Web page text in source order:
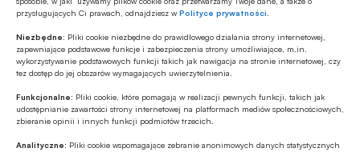
przysługujących Ci prawach, odnajdziesz wPolityce prywatności
Niezbędne: Pliki cookie niezbędne do prawidłowego działania strony internetowej,
zapewniające podstawowe funkcje i zabezpieczenia strony umożliwiające, m.in.
wykorzystywanie podstawowych funkcji takich jak nawigacja na stronie internetowej, czy
tez dostęp do jej obszarów wymagających uwierzytelnienia.
Funkcjonalne: Pliki cookie, które pomagają w realizacji pewnych funkcji, takich jak
udostępnianie zawartości strony internetowej na platformach mediów społecznościowych,
zbieranie opinii i innych funkcji podmiotów trzecich.
Analityczne: Pliki cookie wspomagające zebranie anonimowych danych statystycznych
Fale upałów nie są wyłącznie
problemem pogodowym – to istotne
ryzyko biznesowe
GOSPODARKA
Minister finansów i gospodarki nie